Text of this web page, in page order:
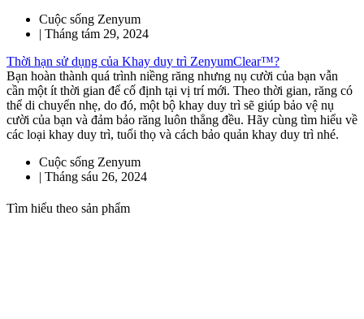
Cuộc sống Zenyum
| Tháng tám 29, 2024
Thời hạn sử dụng của Khay duy trì ZenyumClear™?
Bạn hoàn thành quá trình niềng răng nhưng nụ cười của bạn vẫn
cần một ít thời gian để cố định tại vị trí mới. Theo thời gian, răng có
thể di chuyển nhẹ, do đó, một bộ khay duy trì sẽ giúp bảo vệ nụ
cười của bạn và đảm bảo răng luôn thẳng đều. Hãy cùng tìm hiểu về
các loại khay duy trì, tuổi thọ và cách bảo quản khay duy trì nhé.
Cuộc sống Zenyum
| Tháng sáu 26, 2024
Tìm hiểu theo sản phẩm